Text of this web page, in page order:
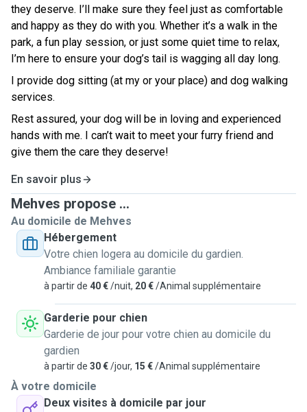
they deserve. I’ll make sure they feel just as comfortable
and happy as they do with you. Whether it’s a walk in the
park, a fun play session, or just some quiet time to relax,
I’m here to ensure your dog’s tail is wagging all day long.
I provide dog sitting (at my or your place) and dog walking
services.
Rest assured, your dog will be in loving and experienced
hands with me. I can’t wait to meet your furry friend and
give them the care they deserve!
En savoir plus
Mehves propose ...
Au domicile de Mehves
Hébergement
Votre chien logera au domicile du gardien.
Ambiance familiale garantie
à partir de 40 €/nuit, 20 €/Animal supplémentaire
Garderie pour chien
Garderie de jour pour votre chien au domicile du
gardien
à partir de 30 €/jour, 15 €/Animal supplémentaire
À votre domicile
Deux visites à domicile par jour